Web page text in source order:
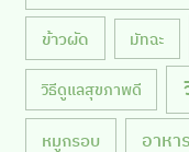
ข้าวผัด มัทฉะ
วิธีดูแลสุขภาพดี
หมูกรอบ อาหา